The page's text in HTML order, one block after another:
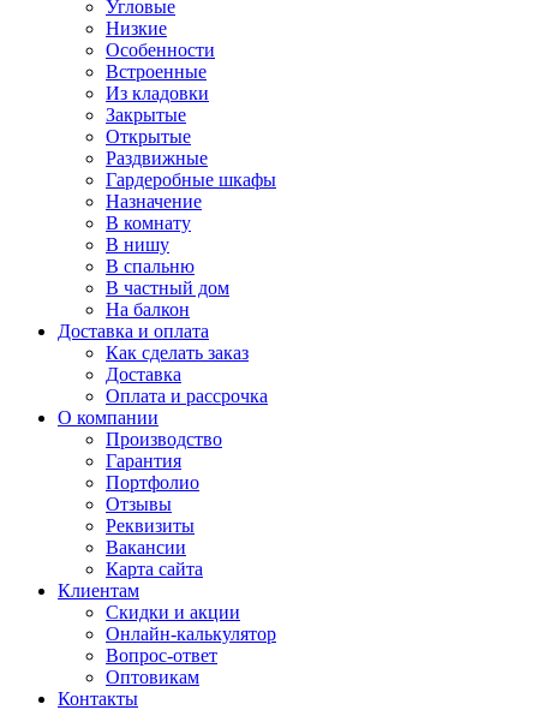
Угловые
Низкие
Особенности
Встроенные
Из кладовки
Закрытые
Открытые
Раздвижные
Гардеробные шкафы
Назначение
В комнату
В нишу
В спальню
В частный дом
На балкон
Доставка и оплата
Как сделать заказ
Доставка
Оплата и рассрочка
О компании
Производство
Гарантия
Портфолио
Отзывы
Реквизиты
Вакансии
Карта сайта
Клиентам
Скидки и акции
Онлайн-калькулятор
Вопрос-ответ
Оптовикам
Контакты